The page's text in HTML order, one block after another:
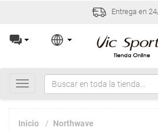
Entrega en
Toggle
navigation
Inicio
Northwave